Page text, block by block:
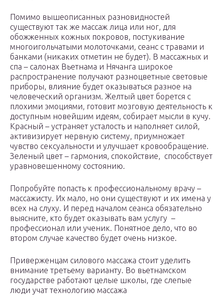
Помимо вышеописанных разновидностей
существуют так же массаж лица или ног, для
обожженных кожных покровов, постукивание
многоигольчатыми молоточками, сеанс с травами и
банками (никаких отметин не будет). В массажных и
спа – салонах Вьетнама и Нячанга широкое
распространение получают разноцветные световые
приборы, влияние будет оказываться разное на
человеческий организм. Желтый цвет борется с
плохими эмоциями, готовит мозговую деятельность к
доступным новейшим идеям, собирает мысли в кучу.
Красный – устраняет усталость и наполняет силой,
активизирует нервную систему, приумножает
чувство сексуальности и улучшает кровообращение.
Зеленый цвет – гармония, спокойствие, способствует
уравновешенному состоянию.
Попробуйте попасть к профессиональному врачу –
массажисту. Их мало, но они существуют и их имена у
всех на слуху. И перед началом сеанса обязательно
выясните, кто будет оказывать вам услугу –
профессионал или ученик. Понятное дело, что во
втором случае качество будет очень низкое.
Приверженцам силового массажа стоит уделить
внимание третьему варианту. Во вьетнамском
государстве работают целые школы, где слепые
люди учат технологию массажа